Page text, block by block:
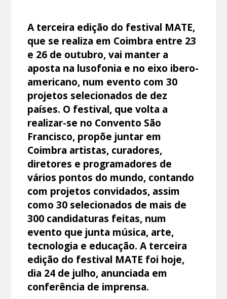
A terceira edição do festival MATE,
que se realiza em Coimbra entre 23
e 26 de outubro, vai manter a
aposta na lusofonia e no eixo ibero-
americano, num evento com 30
projetos selecionados de dez
países. O festival, que volta a
realizar-se no Convento São
Francisco, propõe juntar em
Coimbra artistas, curadores,
diretores e programadores de
vários pontos do mundo, contando
com projetos convidados, assim
como 30 selecionados de mais de
300 candidaturas feitas, num
evento que junta música, arte,
tecnologia e educação. A terceira
edição do festival MATE foi hoje,
dia 24 de julho, anunciada em
conferência de imprensa.